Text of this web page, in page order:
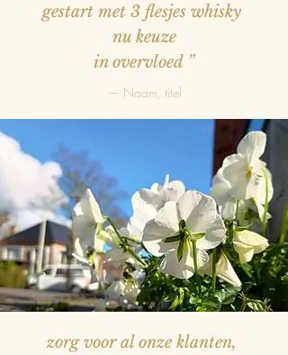
gestart met 3 flesjes whisky
nu keuze
in overvloed ”
— Naam, titel
zorg voor al onze klanten,